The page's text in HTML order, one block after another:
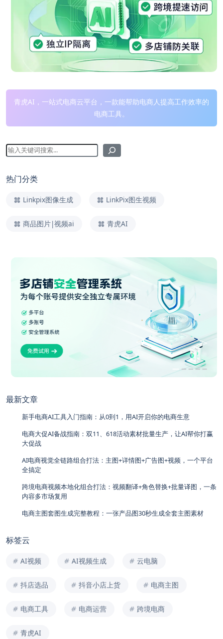
青虎AI，一站式电商云平台，一款能帮助电商人提高工作效率的
电商工具。
热门分类
Linkpix图像生成 LinkPix图生视频
商品图片|视频ai 青虎AI
最新文章
新手电商AI工具入门指南：从0到1，用AI开启你的电商生意
电商大促AI备战指南：双11、618活动素材批量生产，让AI帮你打赢
大促战
AI电商视觉全链路组合打法：主图+详情图+广告图+视频，一个平台
全搞定
跨境电商视频本地化组合打法：视频翻译+角色替换+批量译图，一条
内容多市场复用
电商主图套图生成完整教程：一张产品图30秒生成全套主图素材
标签云
AI视频 AI视频生成 云电脑
抖店选品 抖音小店上货 电商主图
电商工具 电商运营 跨境电商
青虎AI